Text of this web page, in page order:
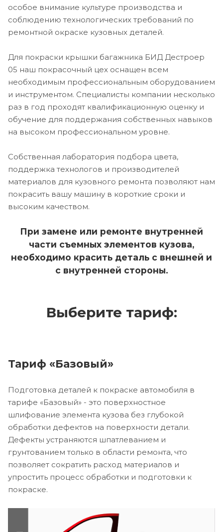
особое внимание культуре производства и
соблюдению технологических требований по
ремонтной окраске кузовных деталей.
Для покраски крышки багажника БИД Дестроер
05 наш покрасочный цех оснащен всем
необходимым профессиональным оборудованием
и инструментом. Специалисты компании несколько
раз в год проходят квалификационную оценку и
обучение для поддержания собственных навыков
на высоком профессиональном уровне.
Собственная лаборатория подбора цвета,
поддержка технологов и производителей
материалов для кузовного ремонта позволяют нам
покрасить вашу машину в короткие сроки и
высоким качеством.
При замене или ремонте внутренней
части съемных элементов кузова,
необходимо красить деталь с внешней и
с внутренней стороны.
Выберите тариф:
Тариф «Базовый»
Подготовка деталей к покраске автомобиля в
тарифе «Базовый» - это поверхностное
шлифование элемента кузова без глубокой
обработки дефектов на поверхности детали.
Дефекты устраняются шпатлеванием и
грунтованием только в области ремонта, что
позволяет сократить расход материалов и
упростить процесс обработки и подготовки к
покраске.